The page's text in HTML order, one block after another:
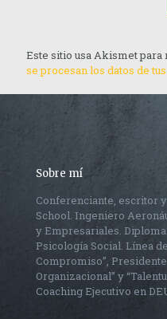
Este sitio usa Akismet para
se procesan los datos de
Sobre mí
Conferenciante, escritor
School. Ingeniero
y Empresariales.
Psicología Social. Línea
Compromiso”,
Organizacional” y
Coaching Ejecutivo en